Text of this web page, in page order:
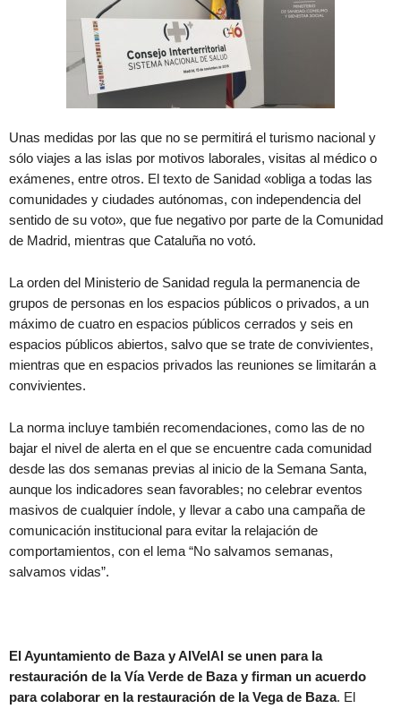
Unas medidas por las que no se permitirá el turismo nacional y
sólo viajes a las islas por motivos laborales, visitas al médico o
exámenes, entre otros. El texto de Sanidad «obliga a todas las
comunidades y ciudades autónomas, con independencia del
sentido de su voto», que fue negativo por parte de la Comunidad
de Madrid, mientras que Cataluña no votó.
La orden del Ministerio de Sanidad regula la permanencia de
grupos de personas en los espacios públicos o privados, a un
máximo de cuatro en espacios públicos cerrados y seis en
espacios públicos abiertos, salvo que se trate de convivientes,
mientras que en espacios privados las reuniones se limitarán a
convivientes.
La norma incluye también recomendaciones, como las de no
bajar el nivel de alerta en el que se encuentre cada comunidad
desde las dos semanas previas al inicio de la Semana Santa,
aunque los indicadores sean favorables; no celebrar eventos
masivos de cualquier índole, y llevar a cabo una campaña de
comunicación institucional para evitar la relajación de
comportamientos, con el lema “No salvamos semanas,
salvamos vidas”.
El Ayuntamiento de Baza y AlVelAl se unen para la
restauración de la Vía Verde de Baza y firman un acuerdo
para colaborar en la restauración de la Vega de Baza. El